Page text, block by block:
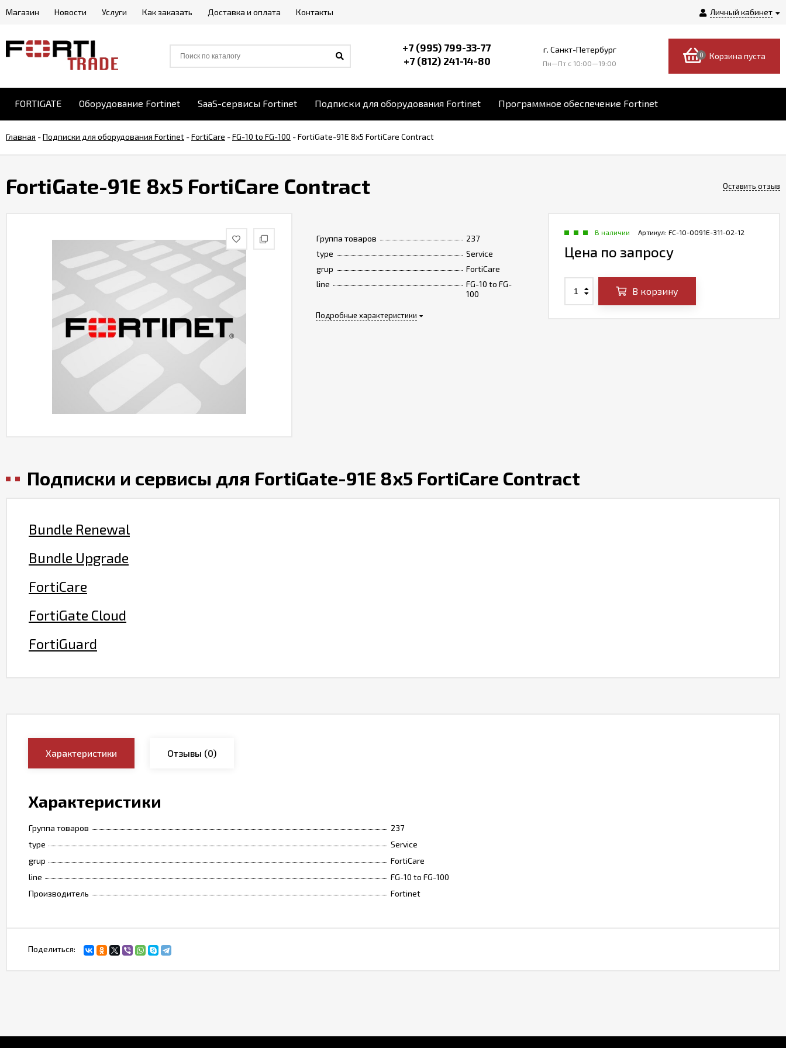
Личный кабинет
Магазин Новости Услуги Как заказать Доставка и оплата Контакты
+7 (995) 799-33-77
+7 (812) 241-14-80
г. Санкт-Петербург
Пн—Пт c 10:00—19:00
0 Корзина пуста
FORTIGATE Оборудование Fortinet SaaS-сервисы Fortinet Подписки для оборудования Fortinet Программное обеспечение Fortinet
Главная -Подписки для оборудования Fortinet -FortiCare -FG-10 to FG-100 -FortiGate-91E 8x5 FortiCare Contract
FortiGate-91E 8x5 FortiCare Contract Оставить отзыв
Группа товаров
237
type
Service
grup
FortiCare
line
FG-10 to FG-
100
Подробные характеристики
Артикул: FC-10-0091E-311-02-12
В наличии
Цена по запросу
В корзину
Подписки и сервисы для FortiGate-91E 8x5 FortiCare Contract
Bundle Renewal
Bundle Upgrade
FortiCare
FortiGate Cloud
FortiGuard
Характеристики Отзывы (0)
Характеристики
Группа товаров
237
type
Service
grup
FortiCare
line
FG-10 to FG-100
Производитель
Fortinet
Поделиться: